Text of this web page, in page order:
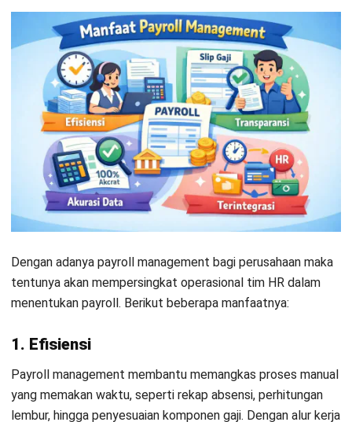
yang memakan waktu, seperti rekap absensi, perhitungan
lembur, hingga penyesuaian komponen gaji. Dengan alur kerja
yang lebih terstruktur, tim HR dapat menyelesaikan payroll
lebih cepat tanpa perlu lembur di akhir periode, sekaligus
mengurangi ketergantungan pada spreadsheet terpisah.
2. Transparansi
Dengan sistem payroll yang jelas, setiap komponen gaji dan
potongan dapat ditelusuri dengan mudah. Karyawan bisa
memahami detail slip gaji tanpa harus bertanya berulang,
sementara perusahaan memiliki catatan yang rapi untuk
kebutuhan audit, klarifikasi, atau evaluasi kebijakan
pengupahan.
Payroll management yang baik memastikan data kehadiran,
lembur, tunjangan, dan potongan dihitung secara konsisten.
Hal ini mengurangi risiko selisih gaji akibat input ganda atau
kesalahan rumus, sehingga perusahaan dapat menjaga